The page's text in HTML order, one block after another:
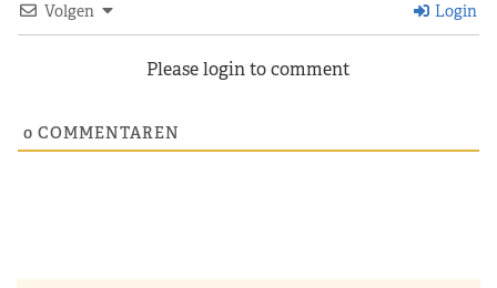
Volgen Login
Please login to comment
0 COMMENTAREN